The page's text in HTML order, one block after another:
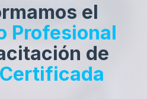
el
Profesional
de